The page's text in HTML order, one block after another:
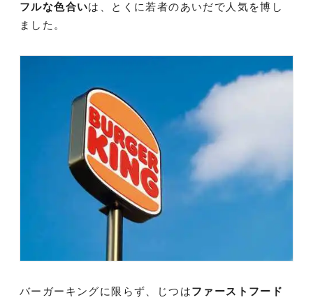
フルな色合いは、とくに若者のあいだで人気を博し
ました。
バーガーキングに限らず、じつはファーストフード